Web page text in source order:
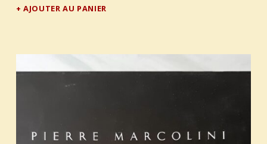
AJOUTER AU PANIER